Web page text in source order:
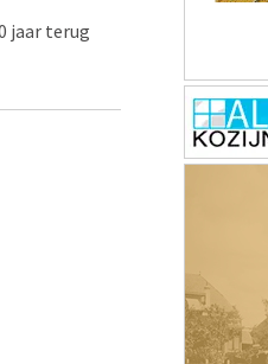
jaar terug